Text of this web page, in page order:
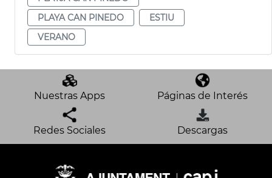
PLAYA CAN PINEDO
ESTIU
VERANO
Nuestras Apps Páginas de Interés
Redes Sociales Descargas